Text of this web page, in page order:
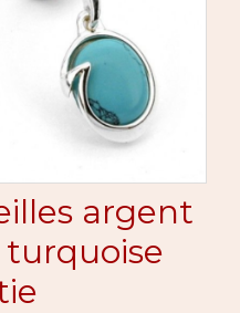
argent